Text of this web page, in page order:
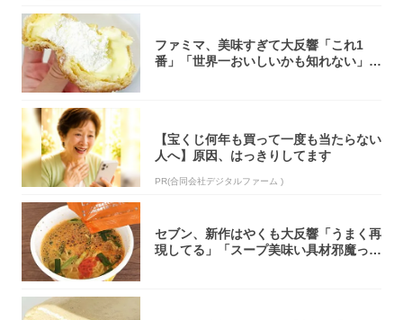
ファミマ、美味すぎて大反響「これ1
番」「世界一おいしいかも知れない」
【宝くじ何年も買って一度も当たらない
人へ】原因、はっきりしてます
PR(合同会社デジタルファーム )
セブン、新作はやくも大反響「うまく再
現してる」「スープ美味い具材邪魔って